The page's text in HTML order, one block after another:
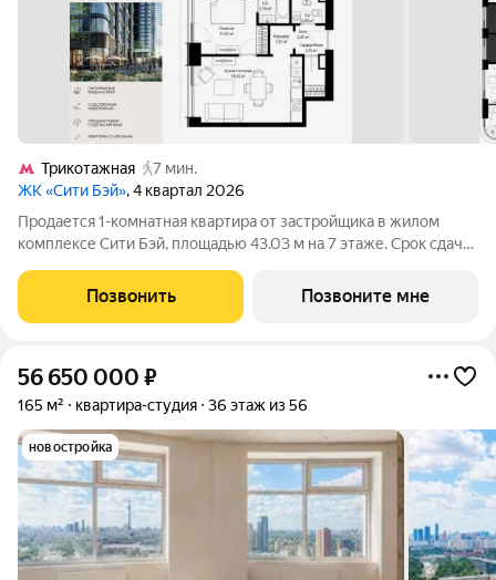
Трикотажная
7 мин.
ЖК «Сити Бэй», 4 квартал 2026
Продается 1-комнатная квартира от застройщика в жилом
комплексе Сити Бэй, площадью 43.03 м на 7 этаже. Срок сдачи
настоящий город в городе с отлично развитой
инфраструктурой и собственной
Позвонить Позвоните мне
56 650 000 ₽
165 м² квартира-студия 36 этаж из 56
новостройка